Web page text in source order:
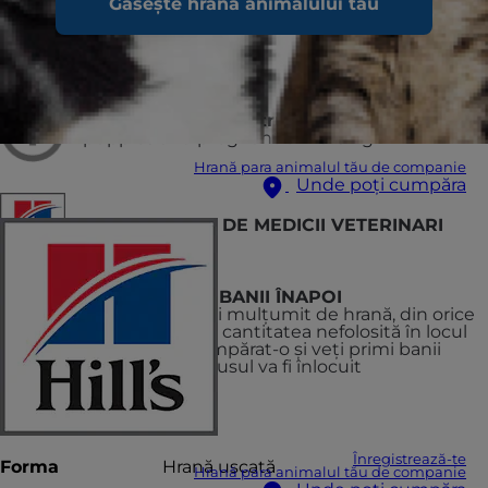
Hrană para animalul tău de companie
Unde poți cumpăra
Înregistrează-te
Hrană para animalul tău de companie
Adult Dogs
Nerecomandat pentru
puppies and pregnant or nursing
RECOMANDAT DE MEDICII VETERINARI
SAU PRIMEȘTI BANII ÎNAPOI
Dacă nu sunteți mulțumit de hrană, din orice
motiv, returnați cantitatea nefolosită în locul
de unde ați cumpărat-o și veți primi banii
înapoi sau produsul va fi înlocuit
Forma Hrană uscată